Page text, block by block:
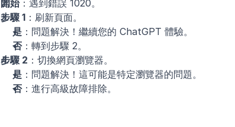
開始：遇到錯誤 1020。
步驟 1 ：刷新頁面。
是 ：問題解決！繼續您的 ChatGPT 體驗。
否：轉到步驟 2。
步驟 2 ：切換網頁瀏覽器。
是 ：問題解決！這可能是特定瀏覽器的問題。
否：進行高級故障排除。